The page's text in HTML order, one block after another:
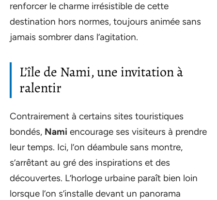
renforcer le charme irrésistible de cette
destination hors normes, toujours animée sans
jamais sombrer dans l’agitation.
L’île de Nami, une invitation à
ralentir
Contrairement à certains sites touristiques
bondés, Nami encourage ses visiteurs à prendre
leur temps. Ici, l’on déambule sans montre,
s’arrêtant au gré des inspirations et des
découvertes. L’horloge urbaine paraît bien loin
lorsque l’on s’installe devant un panorama